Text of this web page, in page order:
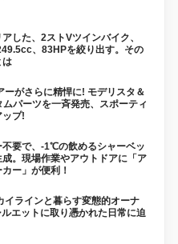
した、2ストVツインバイク、
、83HPを絞り出す。その
は
ーがさらに精悍に! モデリスタ＆
パーツを一斉発売、スポーティ
ップ!
不要で、-1℃の飲めるシャーベッ
成。現場作業やアウトドアに「ア
ー」が便利！
イラインと暮らす変態的オーナ
エットに取り憑かれた日常に迫